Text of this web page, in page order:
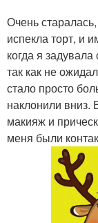
Очень
испекла торт, и
когда я
так как не
стало просто
наклонили вниз.
макияж и
меня были